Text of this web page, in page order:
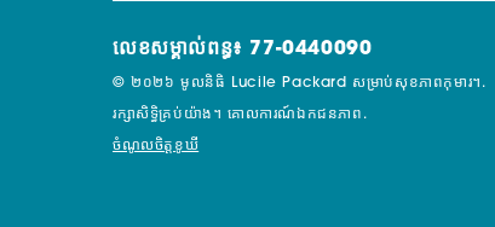
លេខសម្គាល់ពន្ធ៖ 77-0440090
© ២០២៦ មូលនិធិ Lucile Packard សម្រាប់សុខភាពកុមារ។.
រក្សាសិទ្ធិគ្រប់យ៉ាង។ គោលការណ៍ឯកជនភាព.
ចំណូលចិត្តខូឃី